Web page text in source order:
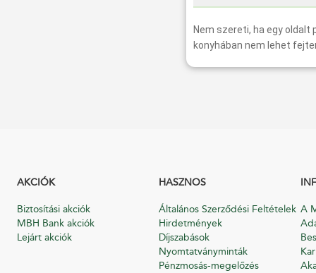
Nem szereti, ha egy oldalt
konyhában nem lehet
AKCIÓK
Biztosítási akciók
MBH Bank akciók
Lejárt akciók
HASZNOS
Általános Szerződési Feltételek
Hirdetmények
Díjszabások
Nyomtatványminták
Pénzmosás-megelőzés
A